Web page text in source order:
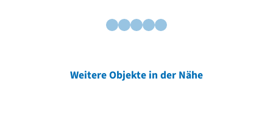
Weitere Objekte in der Nähe